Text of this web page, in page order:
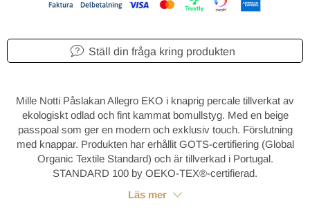
Ställ din fråga kring produkten
Mille Notti Påslakan Allegro EKO i knaprig percale tillverkat av
ekologiskt odlad och fint kammat bomullstyg. Med en beige
passpoal som ger en modern och exklusiv touch. Förslutning
med knappar. Produkten har erhållit GOTS-certifiering (Global
Organic Textile Standard) och är tillverkad i Portugal.
STANDARD 100 by OEKO-TEX®-certifierad.
Läs mer